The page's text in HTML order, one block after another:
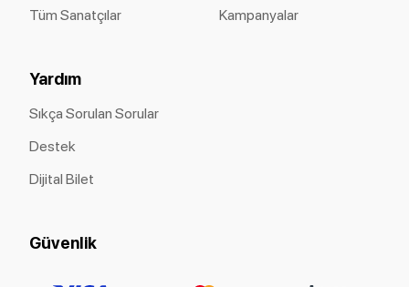
Tüm Sanatçılar
Kampanyalar
Yardım
Sıkça Sorulan Sorular
Destek
Dijital Bilet
Güvenlik